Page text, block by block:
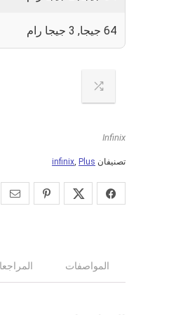
64 جيجا, 3 جيجا رام
Infinix
تصنيفان infinix, Plus
المواصفات